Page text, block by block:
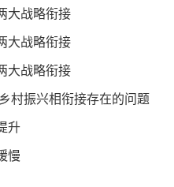
战略衔接
战略衔接
战略衔接
村振兴相衔接存在的问题
升
慢